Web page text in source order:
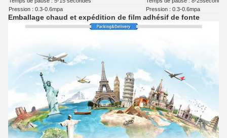
Pression : 0.3-0.6mpa
Pression : 0.3-0.6mpa
Emballage chaud et expédition de film adhésif de fonte